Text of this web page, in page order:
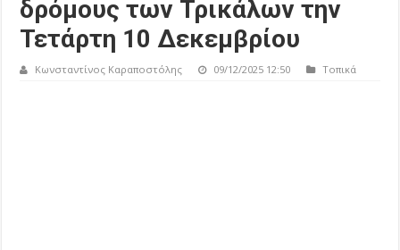
δρόμους των Τρικάλων την
Τετάρτη 10 Δεκεμβρίου
Κωνσταντίνος Καραποστόλης 09/12/2025 12:50 Τοπικά